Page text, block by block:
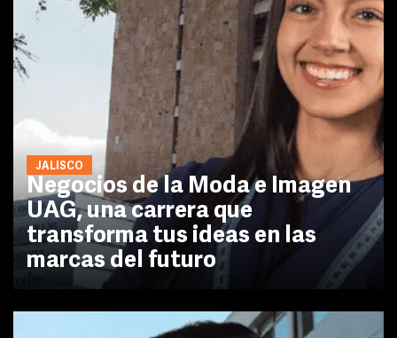
JALISCO
Negocios de la Moda e Imagen
UAG, una carrera que
transforma tus ideas en las
marcas del futuro